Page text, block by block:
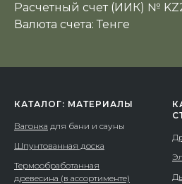
Расчетный счет (ИИК) №
Валюта счета: Тенге
КАТАЛОГ: МАТЕРИАЛЫ
Вагонка для бани и сауны
Шпунтованная доска
Термообработанная
древесина (в ассортименте)